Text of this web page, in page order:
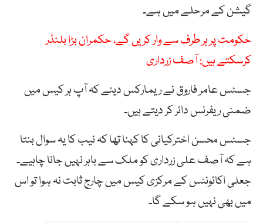
گیشن کے مرحلے میں ہے۔
حکومت پر ہر طرف سے وار کریں گے، حکمران بڑا بلنڈر
کرسکتے ہیں: آصف زرداری
جسٹس عامر فاروق نے ریمارکس دیئے کہ آپ ہر کیس میں
ضمنی ریفرنس دائر کر دیتے ہیں۔
جسٹس محسن اخترکیانی کا کہنا تھا کہ نیب کا یہ سوال بنتا
ہے کہ آصف علی زرداری کو ملک سے باہر نہیں جانا چاہیے۔
جعلی اکائونٹس کے مرکزی کیس میں چارج ثابت نہ ہوا تو اس
میں بھی نہیں ہو سکے گا۔